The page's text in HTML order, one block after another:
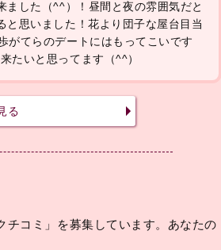
した（^^）！昼間と夜の雰囲気だと
思いました！花より団子な屋台目当
がてらのデートにはもってこいです
たいと思ってます（^^）
る
チコミ」を募集しています。あなたの